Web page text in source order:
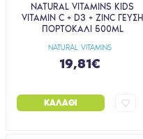
NATURAL VITAMINS
NATURAL VITAMINS KIDS
VITAMIN C + D3 + ZINC ΓΕΥΣΗ
ΠΟΡΤΟΚΑΛΙ 500ML
19,81€
ΚΑΛΆΘΙ